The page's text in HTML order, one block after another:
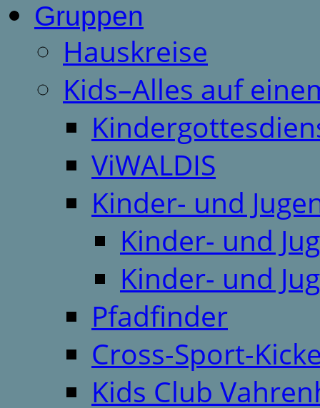
Gruppen
Hauskreise
Kids–Alles auf
ViWALDIS
Kinder- und
Kinder- und
Kinder- und
Pfadfinder
Cross-Sport-
Kids Club